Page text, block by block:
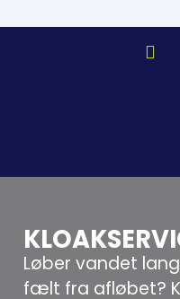
Løber vandet
fælt fra afløbet?